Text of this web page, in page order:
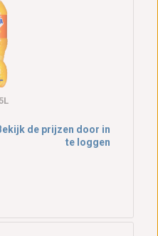
de prijzen door in
te loggen